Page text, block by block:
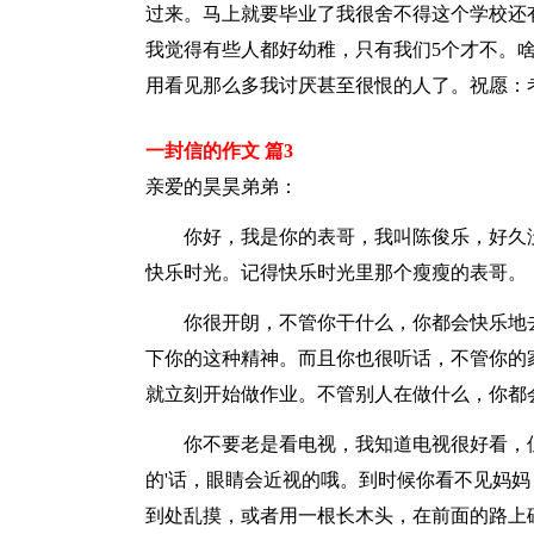
过来。马上就要毕业了我很舍不得这个学校
我觉得有些人都好幼稚，只有我们5个才不。
用看见那么多我讨厌甚至很恨的人了。祝愿
一封信的作文 篇3
亲爱的昊昊弟弟：
你好，我是你的表哥，我叫陈俊乐，好久
快乐时光。记得快乐时光里那个瘦瘦的表哥。
你很开朗，不管你干什么，你都会快乐地
下你的这种精神。而且你也很听话，不管你
就立刻开始做作业。不管别人在做什么，你
你不要老是看电视，我知道电视很好看，
的'话，眼睛会近视的哦。到时候你看不见妈
到处乱摸，或者用一根长木头，在前面的路